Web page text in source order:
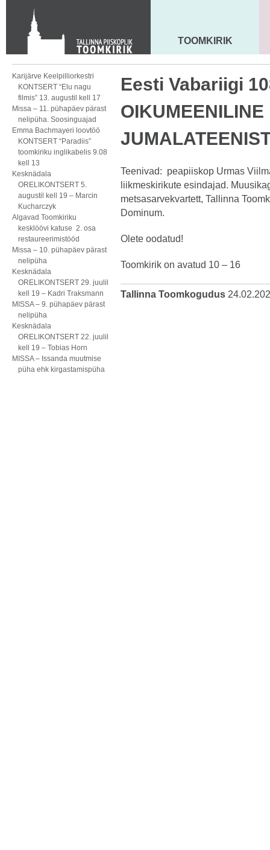
KONTAKT
Toom-Kooli 6, 10130 TALLINN
tallinna.toom@eelk.ee
MAARJA KIRIK
TOOMKIRIK
Karijärve Keelpilliorkestri
KONTSERT “Elu nagu
filmis” 13. augustil kell 17
Missa – 11. pühapäev pärast
nelipüha. Soosinguajad
Emma Bachmayeri loovtöö
KONTSERT “Paradiis”
toomkiriku inglikabelis 9.08
kell 13
Kesknädala
ORELIKONTSERT 5.
augustil kell 19 – Marcin
Kucharczyk
Algavad Toomkiriku
kesklöövi katuse 2. osa
restaureerimistööd
Missa – 10. pühapäev pärast
nelipüha
Kesknädala
ORELIKONTSERT 29. juulil
kell 19 – Kadri Traksmann
MISSA – 9. pühapäev pärast
nelipüha
Kesknädala
ORELIKONTSERT 22. juulil
kell 19 – Tobias Horn
MISSA – Issanda muutmise
püha ehk kirgastamispüha
Eesti Vabariigi
OIKUMEENILINE
Teenivad: peapiiskop Urmas
liikmeskirikute esindajad.
metsasarvekvartett, Tallinna
Dominum.
Olete oodatud!
Toomkirik on avatud 10 – 16
Tallinna Toomkogudus